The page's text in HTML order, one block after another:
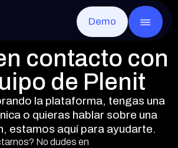
Demo
contacto con
de Plenit
la plataforma, tengas una
o quieras hablar sobre una
estamos aquí para ayudarte.
No dudes en
lista en minutos
desde cualquier lugar
ante cualquier caída
de Archivos
cada cliente, seguros y a mano
de Objetos
con S3
GO